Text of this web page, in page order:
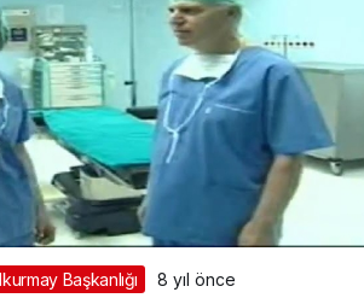
Başkanlığı 8 yıl önce